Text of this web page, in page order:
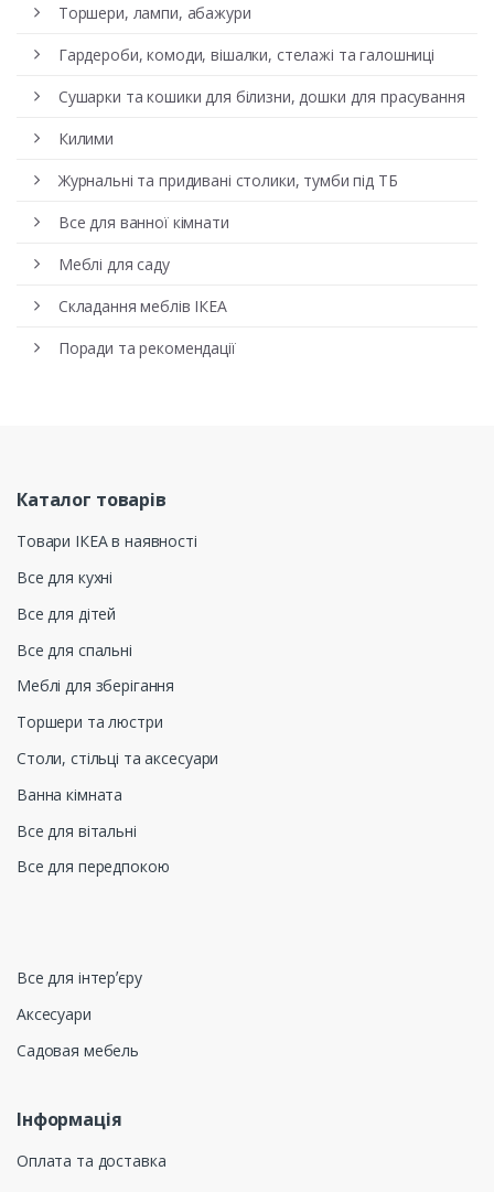
Торшери, лампи, абажури
Гардероби, комоди, вішалки, стелажі та галошниці
Сушарки та кошики для білизни, дошки для прасування
Килими
Журнальні та придивані столики, тумби під ТБ
Все для ванної кімнати
Меблі для саду
Складання меблів ІКЕА
Поради та рекомендації
Каталог товарів
Товари ІКЕА в наявності
Все для кухні
Все для дітей
Все для спальні
Меблі для зберігання
Торшери та люстри
Столи, стільці та аксесуари
Ванна кімната
Все для вітальні
Все для передпокою
Все для інтерʼєру
Аксесуари
Садовая мебель
Інформація
Оплата та доставка